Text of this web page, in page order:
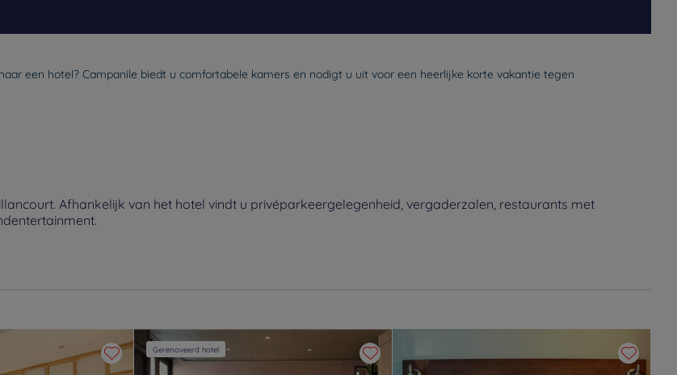
een hotel? Campanile biedt u comfortabele kamers en nodigt u uit voor een heerlijke korte vakantie tegen
Afhankelijk van het hotel vindt u privéparkeergelegenheid, vergaderzalen, restaurants met
Gerenoveerd hotel